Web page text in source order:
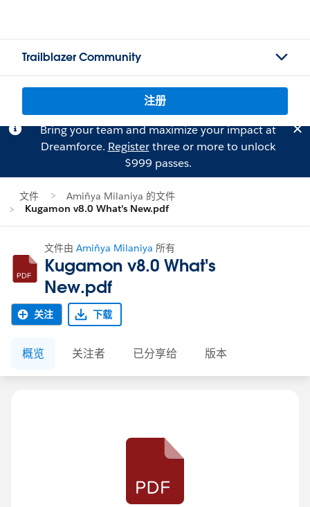
Trailblazer Community
注册
Bring your team and maximize your impact at
Dreamforce. Registerthree or more to unlock
$999 passes.
文件
Amiñya Milaniya 的文件
Kugamon v8.0 What's New.pdf
文件由 Amiñya Milaniya 所有
Kugamon v8.0 What's
New.pdf
关注 下载
概览 关注者 已分享给 版本